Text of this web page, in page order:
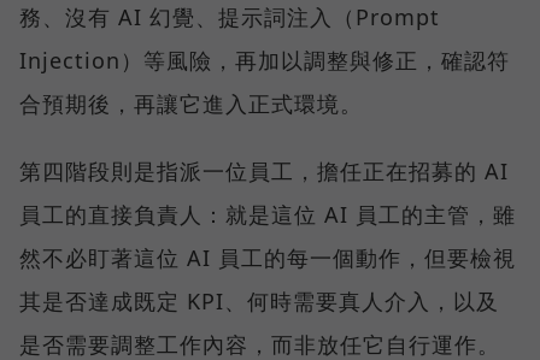
務、沒有 AI 幻覺、提示詞注入（Prompt
Injection）等風險，再加以調整與修正，確認符
合預期後，再讓它進入正式環境。
第四階段則是指派一位員工，擔任正在招募的 AI
員工的直接負責人：就是這位 AI 員工的主管，雖
然不必盯著這位 AI 員工的每一個動作，但要檢視
其是否達成既定 KPI、何時需要真人介入，以及
是否需要調整工作內容，而非放任它自行運作。